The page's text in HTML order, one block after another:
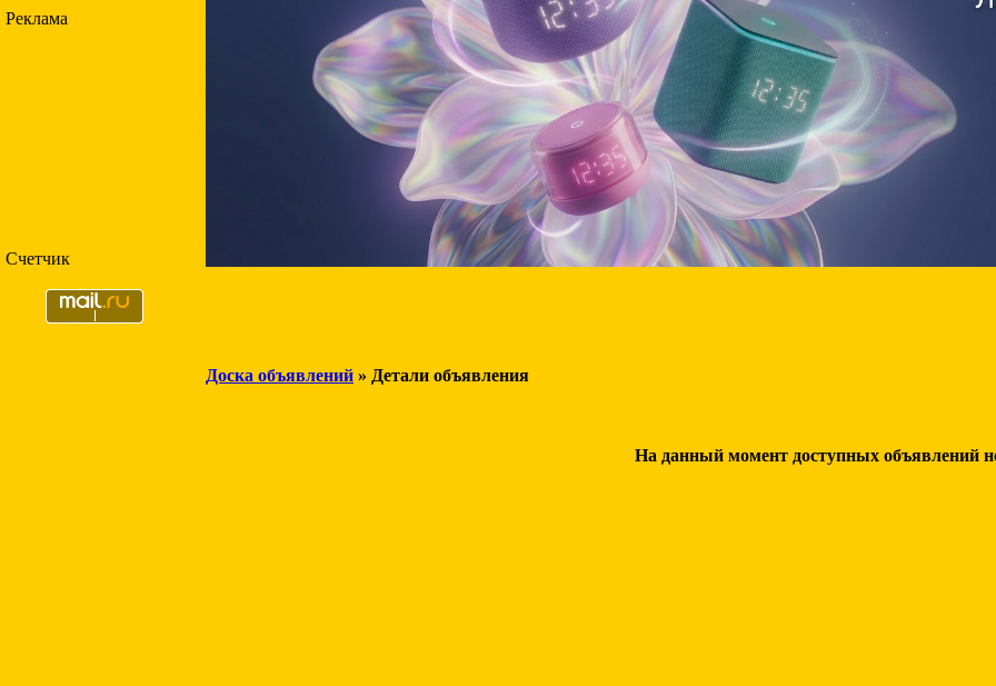
Реклама
Счетчик
Доска объявлений » Детали объявления
На данный момент доступных объявлений